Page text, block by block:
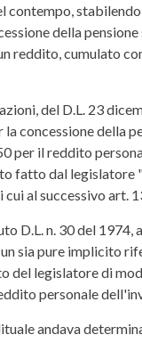
contempo,
della
reddito, cumulato
del D.L. 23
concessione della
per il reddito
fatto dal
al successivo art.
D.L. n. 30 del 1974,
sia pure implicito
del legislatore di
personale
andava